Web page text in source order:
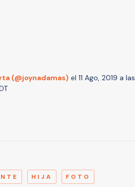
(@joynadamas) el 11 Ago, 2019 a las
HIJA FOTO